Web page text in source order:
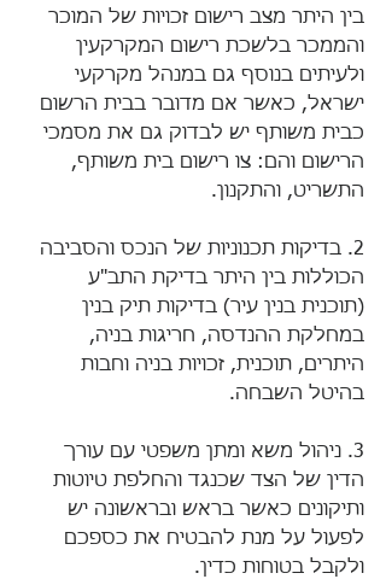
בין היתר מצב רישום זכויות של המוכר
והממכר בלשכת רישום המקרקעין
ולעיתים בנוסף גם במנהל מקרקעי
ישראל, כאשר אם מדובר בבית הרשום
כבית משותף יש לבדוק גם את מסמכי
הרישום והם: צו רישום בית משותף,
התשריט, והתקנון.
2. בדיקות תכנוניות של הנכס והסביבה
הכוללות בין היתר בדיקת התב"ע
(תוכנית בנין עיר) בדיקות תיק בנין
במחלקת ההנדסה, חריגות בניה,
היתרים, תוכנית, זכויות בניה וחבות
בהיטל השבחה.
3. ניהול משא ומתן משפטי עם עורך
הדין של הצד שכנגד והחלפת טיוטות
ותיקונים כאשר בראש ובראשונה יש
לפעול על מנת להבטיח את כספכם
ולקבל בטוחות כדין.